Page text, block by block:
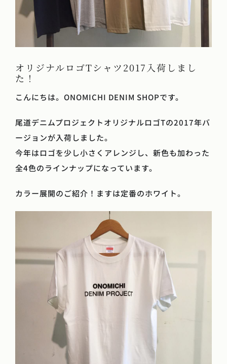
オリジナルロゴTシャツ2017入荷しまし
た！
こんにちは。ONOMICHI DENIM SHOPです。
尾道デニムプロジェクトオリジナルロゴTの2017年バ
ージョンが入荷しました。
今年はロゴを少し小さくアレンジし、新色も加わった
全4色のラインナップになっています。
カラー展開のご紹介！ますは定番のホワイト。